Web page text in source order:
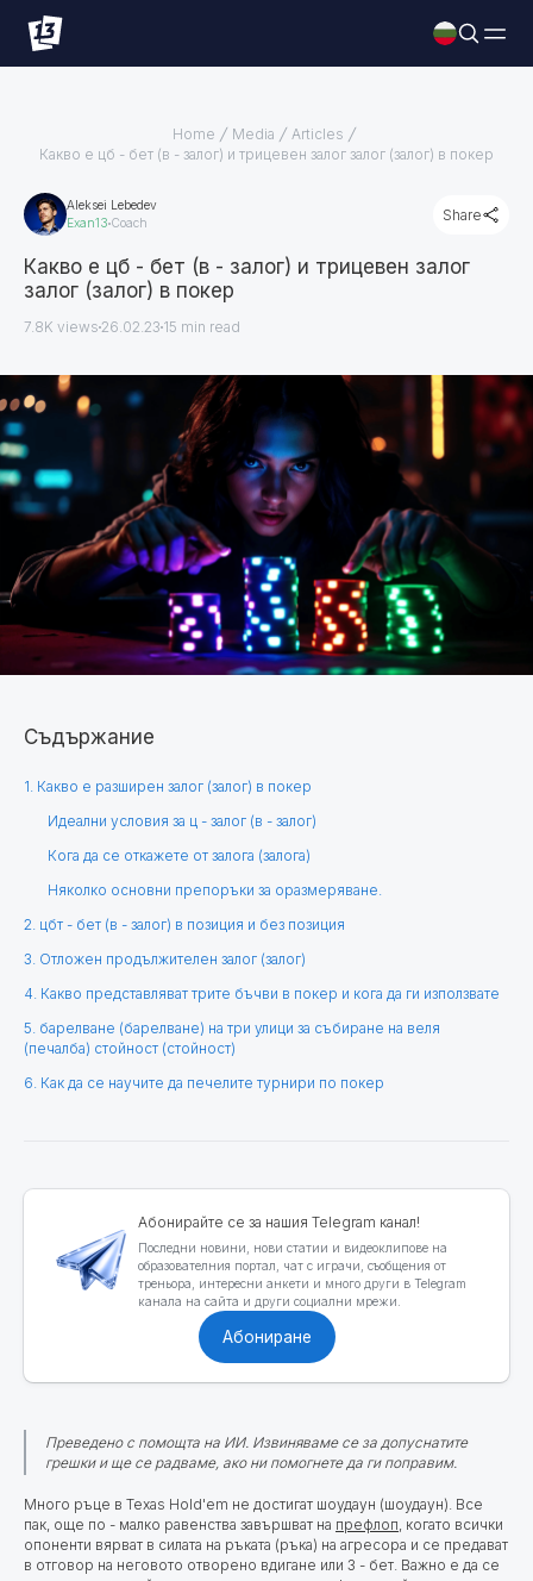
Home Media
Articles
Какво е цб - бет (в - залог) и трицевен залог залог (залог) в покер
Aleksei Lebedev
Exan13 Coach Share
Какво е цб - бет (в - залог) и трицевен залог
залог (залог) в покер
7.8K views 26.02.23 15 min read
Съдържание
1. Какво е разширен залог (залог) в покер
Идеални условия за ц - залог (в - залог)
Кога да се откажете от залога (залога)
Няколко основни препоръки за оразмеряване.
2. цбт - бет (в - залог) в позиция и без позиция
3. Отложен продължителен залог (залог)
4. Какво представляват трите бъчви в покер и кога да ги използвате
5. барелване (барелване) на три улици за събиране на веля
(печалба) стойност (стойност)
6. Как да се научите да печелите турнири по покер
Абонирайте се за нашия Telegram канал!
Последни новини, нови статии и видеоклипове на
образователния портал, чат с играчи, съобщения от
треньора, интересни анкети и много други в Telegram
канала на сайта и други социални мрежи.
Абониране
Преведено с помощта на ИИ. Извиняваме се за допуснатите
грешки и ще се радваме, ако ни помогнете да ги поправим.
Много ръце в Texas Hold'em не достигат шоудаун (шоудаун). Все
пак, още по - малко равенства завършват на префлоп , когато всички
опоненти вярват в силата на ръката (ръка) на агресора и се предават
в отговор на неговото отворено вдигане или 3 - бет. Важно е да се